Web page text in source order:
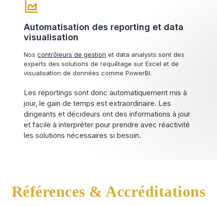
Automatisation des reporting et data
visualisation
Noscontrôleurs de gestion et data analysts sont des
experts des solutions de requêtage sur Excel et de
visualisation de données comme PowerBI.
Les reportings sont donc automatiquement mis à
jour, le gain de temps est extraordinaire. Les
dirigeants et décideurs ont des informations à jour
et facile à interpréter pour prendre avec réactivité
les solutions nécessaires si besoin.
Références & Accréditations